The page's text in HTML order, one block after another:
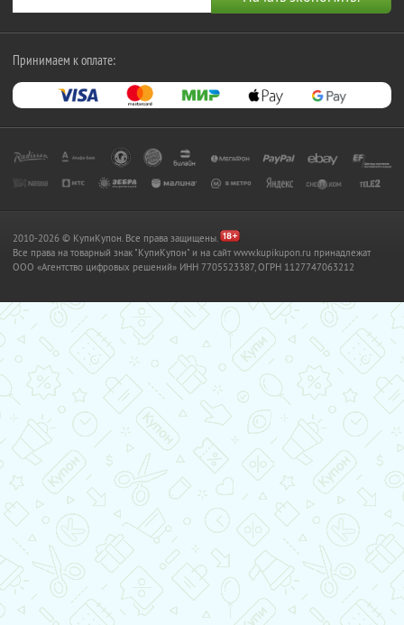
Принимаем к оплате:
2010-2026 © КупиКупон. Все права защищены.
Все права на товарный знак "КупиКупон" и на сайт www.kupikupon.ru принадлежат
OOO «Агентство цифровых решений» ИНН 7705523387, ОГРН 1127747063212